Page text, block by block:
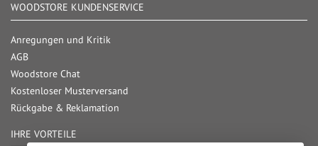
WOODSTORE KUNDENSERVICE
Anregungen und Kritik
AGB
Woodstore Chat
Kostenloser Musterversand
Rückgabe & Reklamation
IHRE VORTEILE